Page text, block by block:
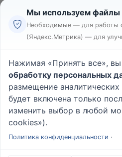
Политика
Вопрос - Ответ
Мы используем файлы
Необходимые — для работы
(Яндекс.Метрика) — для
Нажимая «Принять все»,
обработку персональных
размещение
будет включена только
изменить выбор в любой
cookies»).
Политика конфиденциальности ·